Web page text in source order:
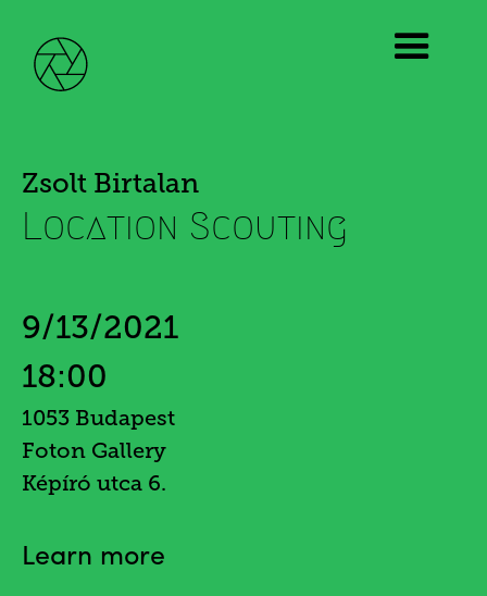
Zsolt Birtalan
Location Scouting
9/13/2021
18:00
1053 Budapest
Foton Gallery
Képíró utca 6.
Learn more